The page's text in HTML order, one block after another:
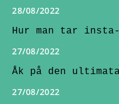
28/08/2022
Hur man tar
27/08/2022
Åk på den
27/08/2022